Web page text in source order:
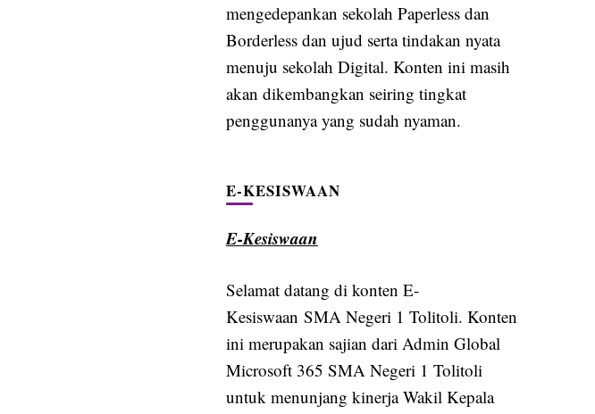
mengedepankan sekolah Paperless dan
Borderless dan ujud serta tindakan nyata
menuju sekolah Digital. Konten ini masih
akan dikembangkan seiring tingkat
penggunanya yang sudah nyaman.
E-KESISWAAN
E-Kesiswaan
Selamat datang di konten E-
Kesiswaan SMA Negeri 1 Tolitoli. Konten
ini merupakan sajian dari Admin Global
Microsoft 365 SMA Negeri 1 Tolitoli
untuk menunjang kinerja Wakil Kepala